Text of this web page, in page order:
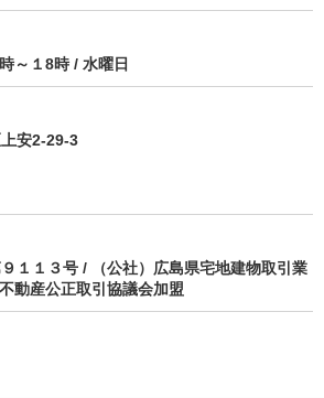
～１8時 / 水曜日
安2-29-3
１１３号 / （公社）広島県宅地建物取引業
産公正取引協議会加盟